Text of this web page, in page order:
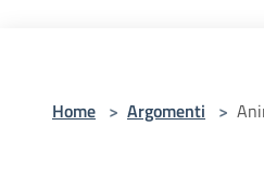
Home > Argomenti >